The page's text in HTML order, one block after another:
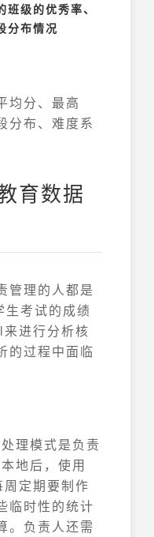
级的优秀率、
分布情况
均分、最高
分布、难度系
育数据
管理的人都是
生考试的成绩
进行分析核
的过程中面临
理模式是负责
地后，使用
定期要制作
临时性的统计
。负责人还需